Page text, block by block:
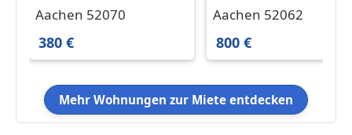
in Aachen 380 € 23.6 m²
Aachen 52070
380 €
in Aachen 800 € 76.5
Aachen 52062
800 €
Mehr Wohnungen zur Miete entdecken